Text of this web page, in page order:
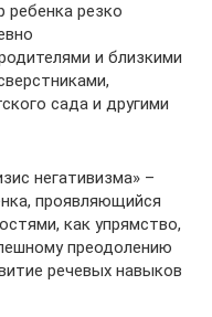
ребенка резко
и близкими
сада и другими
негативизма» –
проявляющийся
как упрямство,
преодолению
речевых навыков